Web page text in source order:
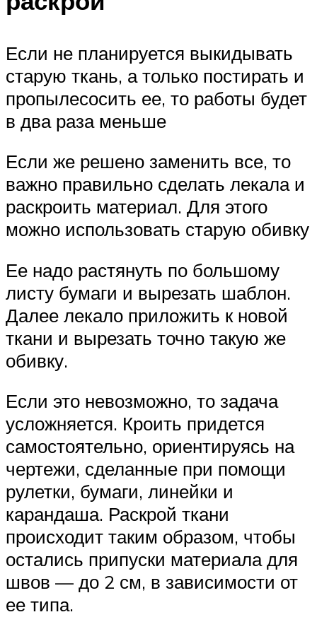
Если не планируется выкидывать
старую ткань, а только постирать и
пропылесосить ее, то работы будет
в два раза меньше
Если же решено заменить все, то
важно правильно сделать лекала и
раскроить материал. Для этого
можно использовать старую обивку
Ее надо растянуть по большому
листу бумаги и вырезать шаблон.
Далее лекало приложить к новой
ткани и вырезать точно такую же
обивку.
Если это невозможно, то задача
усложняется. Кроить придется
самостоятельно, ориентируясь на
чертежи, сделанные при помощи
рулетки, бумаги, линейки и
карандаша. Раскрой ткани
происходит таким образом, чтобы
остались припуски материала для
швов — до 2 см, в зависимости от
ее типа.